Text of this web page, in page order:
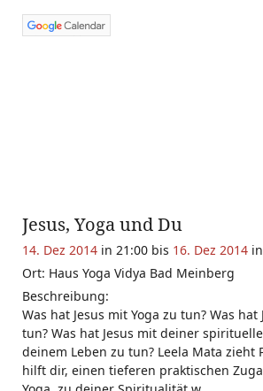
Jesus, Yoga und Du
14. Dez 2014 in 21:00 bis 16. Dez 2014
Ort: Haus Yoga Vidya Bad Meinberg
Beschreibung:
Was hat Jesus mit Yoga zu tun? Was hat
tun? Was hat Jesus mit deiner
deinem Leben zu tun? Leela Mata zieht
hilft dir, einen tieferen praktischen